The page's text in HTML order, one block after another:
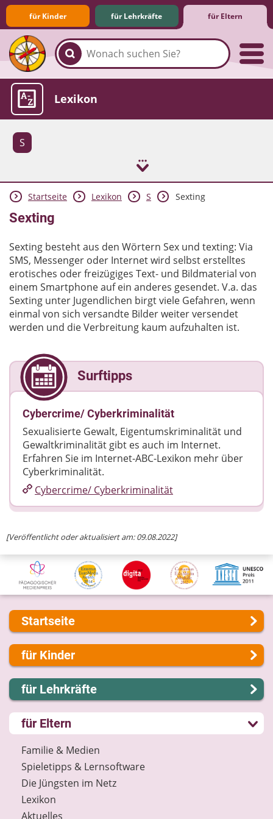
für Kinder für Lehrkräfte für Eltern
Familie & Medien
Spieletipps & Lernsoftware
Die Jüngsten im Netz
Lexikon
S
Aktuelles
Startseite Lexikon S Sexting
Sexting
Sexting besteht aus den Wörtern Sex und texting: Via
SMS, Messenger oder Internet wird selbst erstelltes
erotisches oder freizügiges Text- und Bildmaterial von
einem Smartphone auf ein anderes gesendet. V.a. das
Sexting unter Jugendlichen birgt viele Gefahren, wenn
einmal von sich versandte Bilder weiter versendet
werden und die Verbreitung kaum aufzuhalten ist.
[Veröffentlicht oder aktualisiert am: 09.08.2022]
Surftipps
Cybercrime/ Cyberkriminalität
Sexualisierte Gewalt, Eigentumskriminalität und
Gewaltkriminalität gibt es auch im Internet.
Erfahren Sie im Internet-ABC-Lexikon mehr über
Cyberkriminalität.
Cybercrime/​ Cyberkriminalität
Startseite
Über uns
Presse
Kontakt
Impressum
Internet-ABC Sitemap
Barrierefreiheit
Länderprojekte
für Kinder
Lernen und Schule
Hobby und Freizeit
Spiel und Spaß
Mitreden und Mitmachen
Lexikon
Datenschutz
Newsletter
für Lehrkräfte
Lernmodule
Unterrichts­materialien
Internet-ABC-Schule
Praxishilfen
Aktuelles
Materialbestellung
Lexikon
für Eltern
Familie & Medien
Spieletipps & Lernsoftware
Die Jüngsten im Netz
Lexikon
Aktuelles